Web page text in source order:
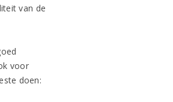
van de
voor
doen: